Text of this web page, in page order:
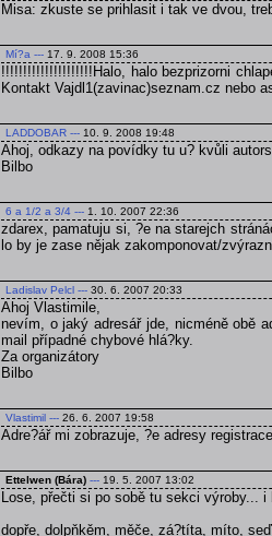
Misa: zkuste se prihlasit i tak ve dvou,
Mí?a --- 17. 9. 2008 15:36
!!!!!!!!!!!!!!!!!!!!!Halo, halo bezprizorni
Kontakt Vajdl1(zavinac)seznam.cz
LADDOBAR --- 10. 9. 2008 19:48
Ahoj, odkazy na povídky tu u? kvůli
Bilbo
6 a 1/2 a 3/4 --- 1. 10. 2007 22:36
zdarex, pamatuju si, ?e na starejch
lo by je zase nějak zakomponovat/
Ladislav Pelcl --- 30. 6. 2007 20:33
Ahoj Vlastimile,
nevím, o jaký adresář jde, nicméně obě
mail případné chybové hlá?ky.
Za organizátory
Bilbo
Vlastimil --- 26. 6. 2007 19:58
Adre?ář mi zobrazuje, ?e adresy
Ettelwen (Bára) --- 19. 5. 2007 13:02
Lose, přečti si po sobě tu sekci výroby...
dopře, dolpňkěm, měče, zá?títa, míto,